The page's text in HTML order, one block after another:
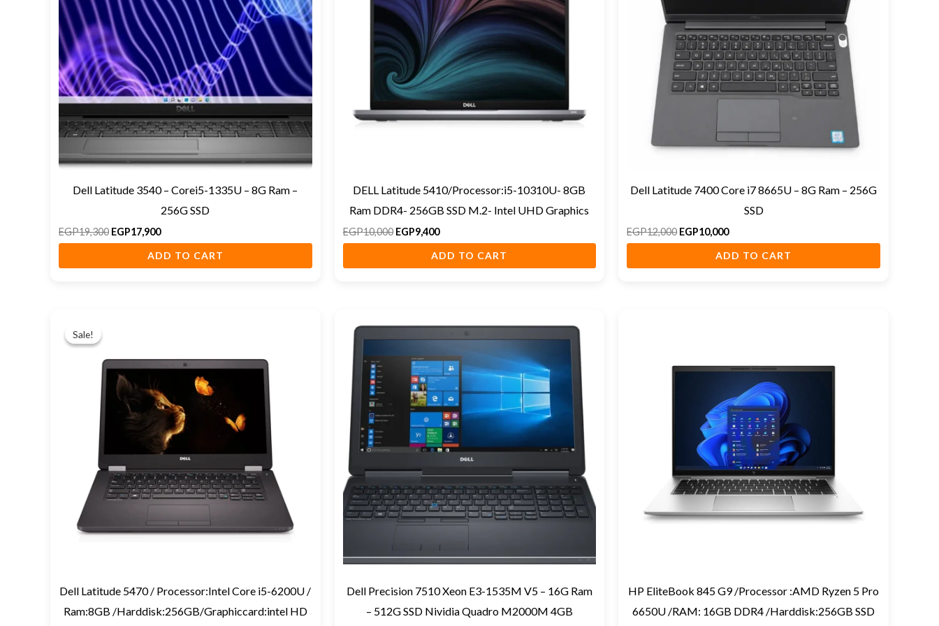
Dell Latitude 3540 – Corei5-1335U – 8G Ram –
256G SSD
EGP19,300 EGP17,900
ADD TO CART
DELL Latitude 5410/Processor:i5-10310U- 8GB
Ram DDR4- 256GB SSD M.2- Intel UHD Graphics
EGP10,000 EGP9,400
ADD TO CART
Dell Latitude 7400 Core i7 8665U – 8G Ram – 256G
SSD
EGP12,000 EGP10,000
ADD TO CART
Sale!
Sale!
Dell Latitude 5470 / Processor:Intel Core i5-6200U /
Ram:8GB /Harddisk:256GB/Graphiccard:intel HD
Dell Precision 7510 Xeon E3-1535M V5 – 16G Ram
– 512G SSD Nividia Quadro M2000M 4GB
HP EliteBook 845 G9 /Processor :AMD Ryzen 5 Pro
6650U /RAM: 16GB DDR4 /Harddisk:256GB SSD